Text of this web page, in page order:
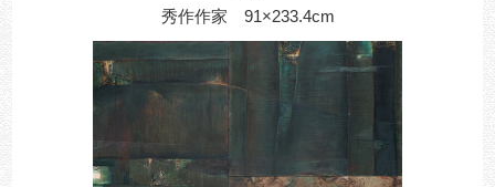
秀作作家 91×233.4cm